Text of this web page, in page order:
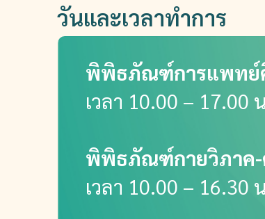
วันและเวลาทำการ
พิพิธภัณฑ์การแพทย์
เวลา 10.00 – 17.00
พิพิธภัณฑ์กายวิภาค-
เวลา 10.00 – 16.30